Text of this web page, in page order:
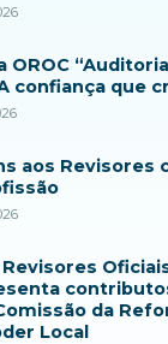
OROC “Auditoria
confiança que
aos Revisores
da
Local